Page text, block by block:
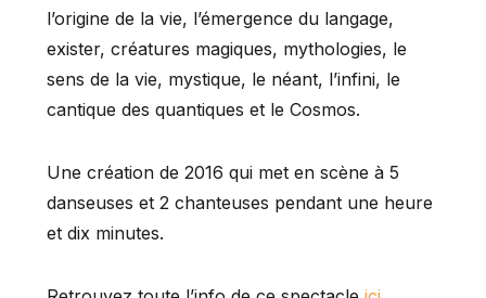
l’origine de la vie, l’émergence du langage,
exister, créatures magiques, mythologies, le
sens de la vie, mystique, le néant, l’infini, le
cantique des quantiques et le Cosmos.
Une création de 2016 qui met en scène à 5
danseuses et 2 chanteuses pendant une heure
et dix minutes.